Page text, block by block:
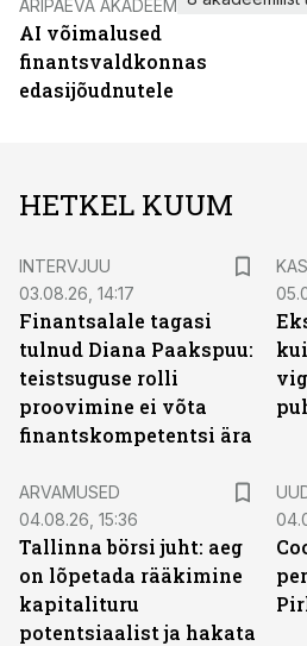
ÄRIPÄEVA AKADEEMIA
AI võimalused
finantsvaldkonnas
edasijõudnutele
HETKEL KUUM
INTERVJUU
03.08.26, 14:17
Finantsalale tagasi
tulnud Diana Paakspuu:
teistsuguse rolli
proovimine ei võta
finantskompetentsi ära
ARVAMUSED
04.08.26, 15:36
Tallinna börsi juht: aeg
on lõpetada rääkimine
kapitalituru
potentsiaalist ja hakata